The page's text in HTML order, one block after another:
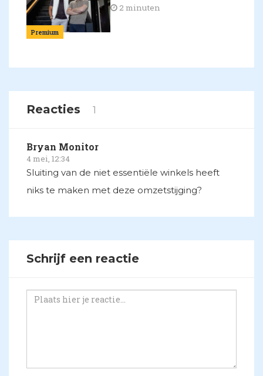
Premium
2 minuten
Reacties 1
Bryan Monitor
4 mei, 12:34
Sluiting van de niet essentiële winkels heeft
niks te maken met deze omzetstijging?
Schrijf een reactie